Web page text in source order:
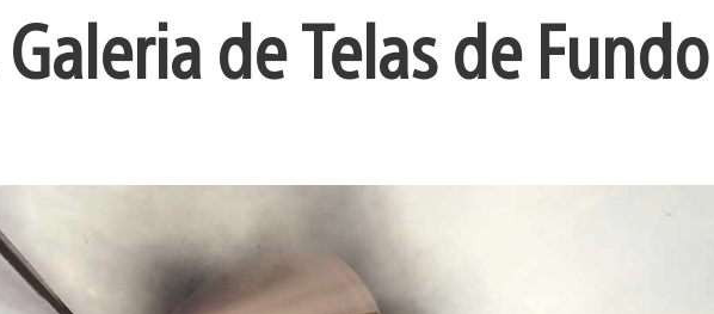
de Telas de Fundo